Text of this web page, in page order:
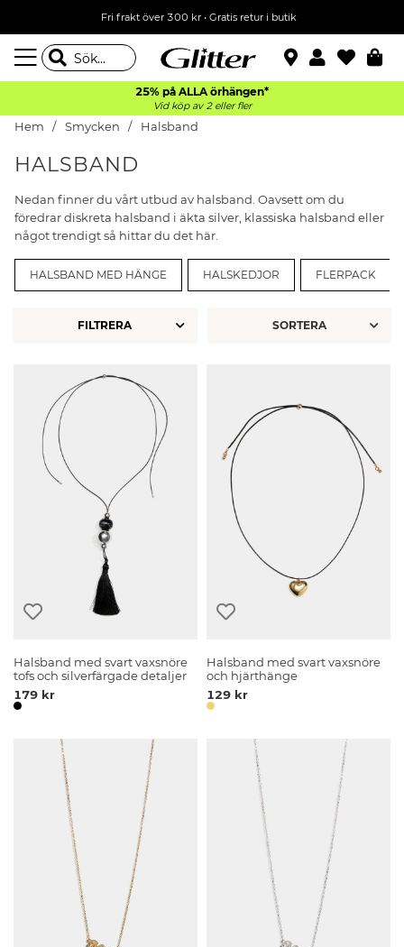
Fri frakt över 300 kr• Gratis retur i butik
25% på ALLA örhängen*
Vid köp av 2 eller fler
Hem Smycken Halsband
HALSBAND
Nedan finner du vårt utbud av halsband. Oavsett om du
föredrar diskreta halsband i äkta silver, klassiska halsband eller
något trendigt så hittar du det här.
HALSBAND MED HÄNGE HALSKEDJOR FLERPACK
FILTRERA
Halsband med svart vaxsnöre
tofs och silverfärgade detaljer
179 kr
Halsband med svart vaxsnöre
och hjärthänge
129 kr